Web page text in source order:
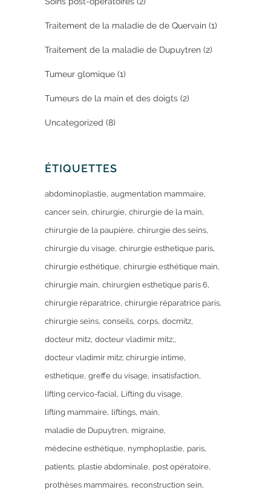
Traitement de la maladie de de Quervain (1)
Traitement de la maladie de Dupuytren (2)
Tumeur glomique (1)
Tumeurs de la main et des doigts (2)
Uncategorized (8)
ÉTIQUETTES
abdominoplastie augmentation mammaire
cancer sein chirurgie chirurgie de la main
chirurgie de la paupière chirurgie des seins
chirurgie du visage chirurgie esthetique paris
chirurgie esthétique chirurgie esthétique main
chirurgie main chirurgien esthetique paris 6
chirurgie réparatrice chirurgie réparatrice paris
chirurgie seins conseils corps docmitz
docteur mitz docteur vladimir mitz;
docteur vladimir mitz; chirurgie intime
esthetique greffe du visage insatisfaction
lifting cervico-facial Lifting du visage
lifting mammaire liftings main
maladie de Dupuytren migraine
médecine esthétique nymphoplastie paris
patients plastie abdominale post opératoire
prothèses mammaires reconstruction sein